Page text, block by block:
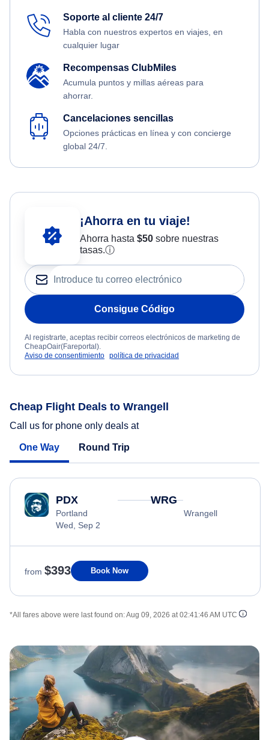
Soporte al cliente 24/7
Habla con nuestros expertos en viajes, en
cualquier lugar
Recompensas ClubMiles
Acumula puntos y millas aéreas para
ahorrar.
Cancelaciones sencillas
Opciones prácticas en línea y con concierge
global 24/7.
¡Ahorra en tu viaje!
Ahorra hasta $50sobre nuestras
tasas.ⓘ
Consigue Código
Al registrarte, aceptas recibir correos electrónicos de marketing de
CheapOair(Fareportal).
Aviso de consentimiento política de privacidad
Cheap Flight Deals to Wrangell
Call us for phone only deals at
One Way Round Trip
PDX
Portland
Wed, Sep 2
WRG
Wrangell
from $393 Book Now
*All fares above were last found on:Aug 09, 2026 at 02:41:46 AM UTC